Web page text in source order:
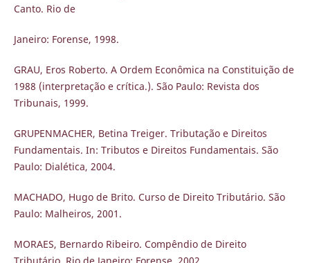
Canto. Rio de
Janeiro: Forense, 1998.
GRAU, Eros Roberto. A Ordem Econômica na Constituição de
1988 (interpretação e crítica.). São Paulo: Revista dos
Tribunais, 1999.
GRUPENMACHER, Betina Treiger. Tributação e Direitos
Fundamentais. In: Tributos e Direitos Fundamentais. São
Paulo: Dialética, 2004.
MACHADO, Hugo de Brito. Curso de Direito Tributário. São
Paulo: Malheiros, 2001.
MORAES, Bernardo Ribeiro. Compêndio de Direito